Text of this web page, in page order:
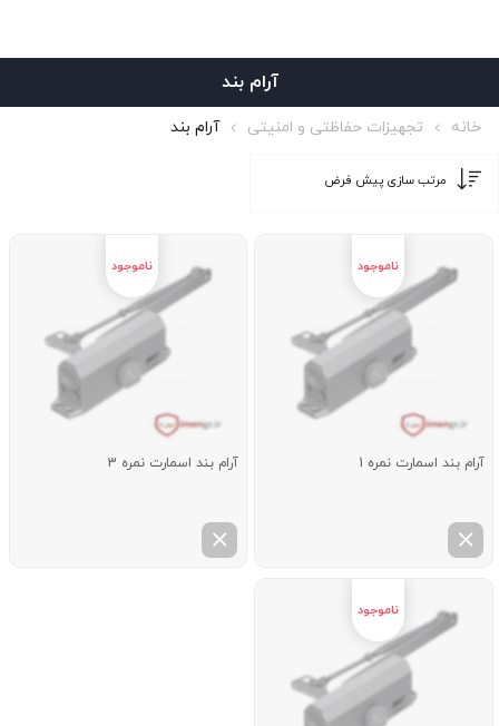
آرام بند
خانه تجهیزات حفاظتی و امنیتی آرام بند
آرام بند اسمارت نمره 1 آرام بند اسمارت نمره 3